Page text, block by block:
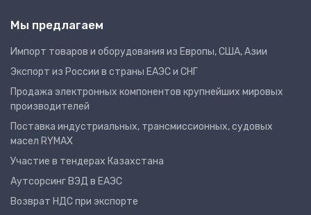
Мы предлагаем
Импорт товаров и оборудования из Европы, США, Азии
Экспорт из России в страны ЕАЭС и СНГ
Продажа электронных компонентов крупнейших мировых
производителей
Поставка индустриальных, трансмиссионных, судовых
масел RYMAX
Участие в тендерах Казахстана
Аутсорсинг ВЭД в ЕАЭС
Возврат НДС при экспорте